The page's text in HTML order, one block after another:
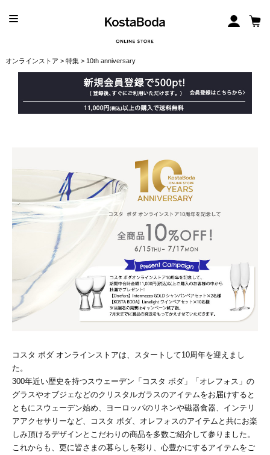
オンラインストア > 特集> 10th anniversary
コスタ ボダ オンラインストアは、スタートして10周年を迎えまし
た。
300年近い歴史を持つスウェーデン「コスタ ボダ」「オレフォス」の
グラスやオブジェなどのクリスタルガラスのアイテムをお届けすると
ともにスウェーデン始め、ヨーロッパのリネンや磁器食器、インテリ
アアクセサリーなど、コスタ ボダ、オレフォスのアイテムと共にお楽
しみ頂けるデザインとこだわりの商品を多数ご紹介して参りました。
これからも、更に皆さまの暮らしを彩り、心豊かにするアイテムをご